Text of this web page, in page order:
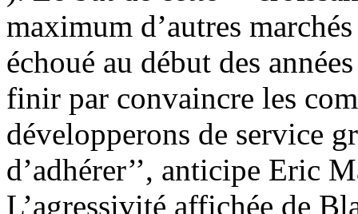
maximum d’autres
échoué au début des
finir par convaincre les
développerons de service
d’adhérer’’, anticipe Eric
L’agressivité affichée de